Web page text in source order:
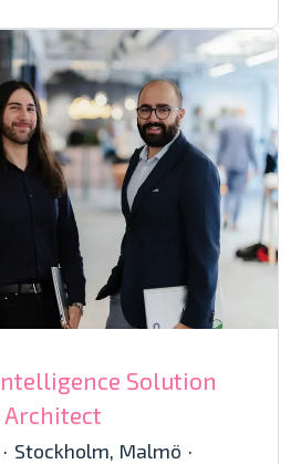
Solution
Architect
· Stockholm, Malmö ·